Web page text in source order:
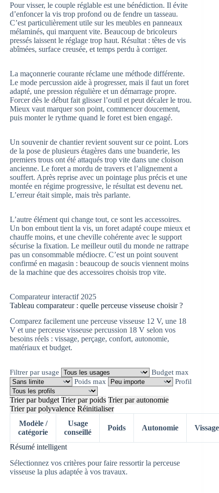
Pour visser, le couple réglable est une bénédiction. Il évite
d’enfoncer la vis trop profond ou de fendre un tasseau.
C’est particulièrement utile sur les meubles en panneaux
mélaminés, qui marquent vite. Beaucoup de bricoleurs
pressés laissent le réglage trop haut. Résultat : têtes de vis
abîmées, surface creusée, et temps perdu à corriger.
La maçonnerie courante réclame une méthode différente.
Le mode percussion aide à progresser, mais il faut un foret
adapté, une pression régulière et un démarrage propre.
Forcer dès le début fait glisser l’outil et peut décaler le trou.
Mieux vaut marquer son point, commencer doucement,
puis monter le rythme quand le foret est bien engagé.
Un souvenir de chantier revient souvent sur ce point. Lors
de la pose de plusieurs étagères dans une buanderie, les
premiers trous ont été attaqués trop vite dans une cloison
ancienne. Le foret a mordu de travers et l’alignement a
souffert. Après reprise avec un pointage plus précis et une
montée en régime progressive, le résultat est devenu net.
L’erreur était simple, mais très parlante.
L’autre élément qui change tout, ce sont les accessoires.
Un bon embout tient la vis, un foret adapté coupe mieux et
chauffe moins, et une cheville cohérente avec le support
sécurise la fixation. Le meilleur outil du monde ne rattrape
pas un consommable médiocre. C’est un point souvent
confirmé en magasin : beaucoup de soucis viennent moins
de la machine que des accessoires choisis trop vite.
Comparateur interactif 2025
Tableau comparateur : quelle perceuse visseuse choisir ?
Comparez facilement une perceuse visseuse 12 V, une 18
V et une perceuse visseuse percussion 18 V selon vos
besoins réels : vissage, perçage, confort, autonomie,
matériaux et budget.
Filtrer par usage
Budget max
Poids max
Profil
Trier par budget Trier par poids Trier par autonomie
Trier par polyvalence Réinitialiser
Modèle /
catégorie
Usage
conseillé
Poids Autonomie Vissage
Résumé intelligent
Sélectionnez vos critères pour faire ressortir la perceuse
visseuse la plus adaptée à vos travaux.